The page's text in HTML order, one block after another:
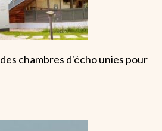
chambres d'écho unies pour